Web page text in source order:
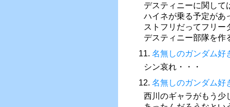
デスティニーに関して
ハイネが乗る予定があ
ストフリだってフリー
デスティニー部隊を作
11. 名無しのガンダム好
シン哀れ・・・
12. 名無しのガンダム好
西川のギャラがもう少